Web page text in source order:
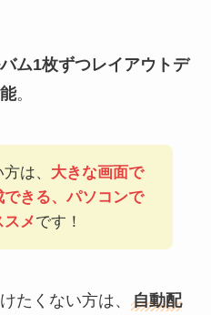
ム1枚ずつレイアウトデ
。
は、 大きな画面で
できる、パソコンで
メです！
たくない方は、 自動配